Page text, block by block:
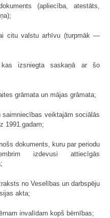
(apliecība, atestāts,
citu valstu arhīvu (turpmāk —
izsniegta saskaņā ar šo
grāmata un mājas grāmata;
veiktajām sociālās
1991.gadam;
dokuments, kuru par periodu
izdevusi attiecīgās
no Veselības un darbspēju
akta;
invalīdam kopš bērnības;